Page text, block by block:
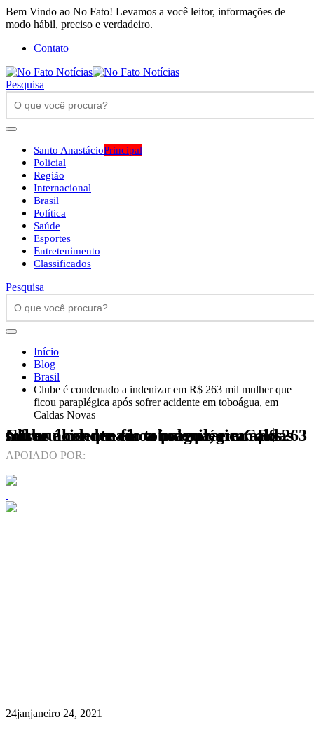
Bem Vindo ao No Fato! Levamos a você leitor, informações de
modo hábil, preciso e verdadeiro.
Contato
Pesquisa
Santo AnastácioPrincipal
Policial
Região
Internacional
Brasil
Política
Saúde
Esportes
Entretenimento
Classificados
Pesquisa
Início
Blog
Brasil
Clube é condenado a indenizar em R$ 263 mil mulher que
ficou paraplégica após sofrer acidente em toboágua, em
Caldas Novas
Clube é condenado a indenizar em R$ 263 mil mulher que ficou paraplégica após sofrer acidente em toboágua, em Caldas Novas
APOIADO POR:
24janjaneiro 24, 2021